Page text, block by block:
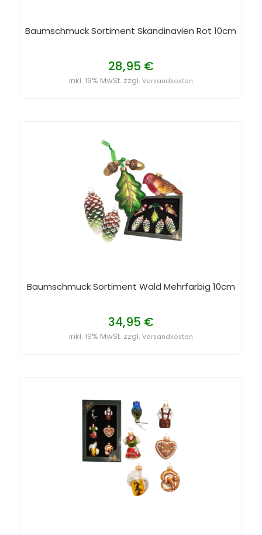
Baumschmuck Sortiment Skandinavien Rot 10cm
28,95 €
inkl. 19% MwSt. zzgl. Versandkosten
Baumschmuck Sortiment Wald Mehrfarbig 10cm
34,95 €
inkl. 19% MwSt. zzgl. Versandkosten